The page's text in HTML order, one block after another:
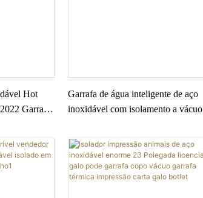
Hot
Garrafas
Garrafa de água inteligente de aço
inoxidável com isolamento a vácuo
LED1